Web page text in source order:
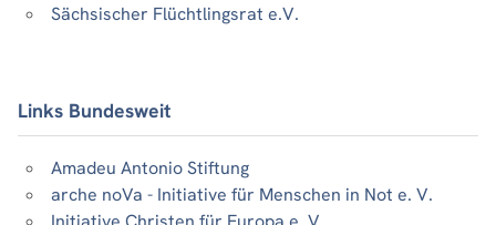
Sächsischer Flüchtlingsrat e.V.
Links Bundesweit
Amadeu Antonio Stiftung
arche noVa - Initiative für Menschen in Not e. V.